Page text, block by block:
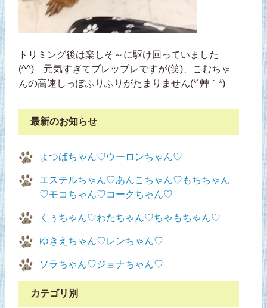
トリミング後は楽しそ～に駆け回っていました
(^^) 元気すぎてブレッブレですが(笑)、こむちゃ
んの高速しっぽふりふりがたまりません(*´艸｀*)
最新のお知らせ
よつばちゃん♡ウーロンちゃん♡
エステルちゃん♡あんこちゃん♡もちちゃん
♡モコちゃん♡コークちゃん♡
くぅちゃん♡わたちゃん♡ちゃもちゃん♡
ゆきえちゃん♡レンちゃん♡
ソラちゃん♡ジョナちゃん♡
カテゴリ別